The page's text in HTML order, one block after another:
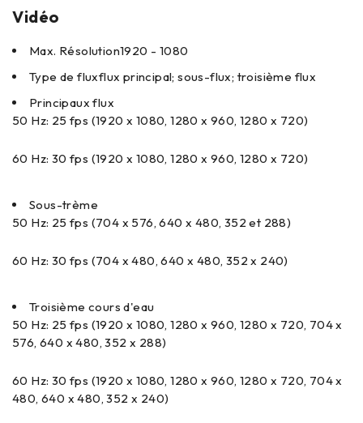
Vidéo
Max. Résolution1920 - 1080
Type de fluxflux principal; sous-flux; troisième flux
Principaux flux
50 Hz: 25 fps (1920 x 1080, 1280 x 960, 1280 x 720)
60 Hz: 30 fps (1920 x 1080, 1280 x 960, 1280 x 720)
Sous-trème
50 Hz: 25 fps (704 x 576, 640 x 480, 352 et 288)
60 Hz: 30 fps (704 x 480, 640 x 480, 352 x 240)
Troisième cours d'eau
50 Hz: 25 fps (1920 x 1080, 1280 x 960, 1280 x 720, 704 x
576, 640 x 480, 352 x 288)
60 Hz: 30 fps (1920 x 1080, 1280 x 960, 1280 x 720, 704 x
480, 640 x 480, 352 x 240)